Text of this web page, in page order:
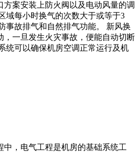
方案安装上防火阀以及电动风量的调
域每小时换气的次数大于或等于3
事故排气和自然排气功能。 新风换
，一旦发生火灾事故，便能自动切断
统可以确保机房空调正常运行及机
中，电气工程是机房的基础系统工